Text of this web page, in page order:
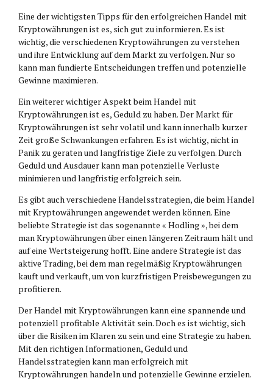
Eine der wichtigsten Tipps für den erfolgreichen Handel mit
Kryptowährungen ist es, sich gut zu informieren. Es ist
wichtig, die verschiedenen Kryptowährungen zu verstehen
und ihre Entwicklung auf dem Markt zu verfolgen. Nur so
kann man fundierte Entscheidungen treffen und potenzielle
Gewinne maximieren.
Ein weiterer wichtiger Aspekt beim Handel mit
Kryptowährungen ist es, Geduld zu haben. Der Markt für
Kryptowährungen ist sehr volatil und kann innerhalb kurzer
Zeit große Schwankungen erfahren. Es ist wichtig, nicht in
Panik zu geraten und langfristige Ziele zu verfolgen. Durch
Geduld und Ausdauer kann man potenzielle Verluste
minimieren und langfristig erfolgreich sein.
Es gibt auch verschiedene Handelsstrategien, die beim Handel
mit Kryptowährungen angewendet werden können. Eine
beliebte Strategie ist das sogenannte « Hodling », bei dem
man Kryptowährungen über einen längeren Zeitraum hält und
auf eine Wertsteigerung hofft. Eine andere Strategie ist das
aktive Trading, bei dem man regelmäßig Kryptowährungen
kauft und verkauft, um von kurzfristigen Preisbewegungen zu
profitieren.
Der Handel mit Kryptowährungen kann eine spannende und
potenziell profitable Aktivität sein. Doch es ist wichtig, sich
über die Risiken im Klaren zu sein und eine Strategie zu haben.
Mit den richtigen Informationen, Geduld und
Handelsstrategien kann man erfolgreich mit
Kryptowährungen handeln und potenzielle Gewinne erzielen.